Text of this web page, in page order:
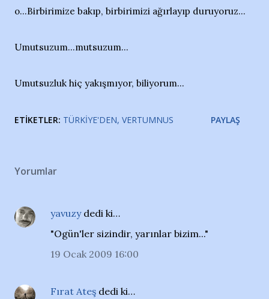
o...Birbirimize bakıp, birbirimizi ağırlayıp duruyoruz...
Umutsuzum...mutsuzum...
Umutsuzluk hiç yakışmıyor, biliyorum...
ETIKETLER: TÜRKIYE'DEN VERTUMNUS PAYLAŞ
Yorumlar
yavuzydedi ki…
"Ogün'ler sizindir, yarınlar bizim..."
19 Ocak 2009 16:00
Fırat Ateş dedi ki…